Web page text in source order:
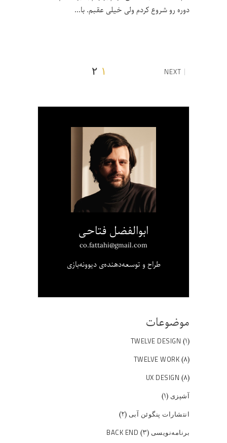
دوره رو شروع کردم ولی خیلی عقبم. با
۱ ۲ NEXT
ابوالفضل فتاحی
co.fattahi@gmail.com
طراح و توسعه‌دهنده‌ی دیوونه‌بازی
موضوعات
TWELVE DESIGN (۱)
TWELVE WORK (۸)
UX DESIGN (۸)
آشپزی (۱)
انتشارات پنگوئن آبی (۲)
برنامه‌نویسی BACK END (۳)